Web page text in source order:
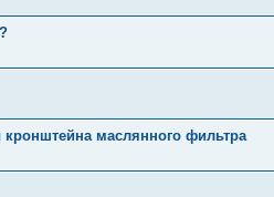
маслянного фильтра